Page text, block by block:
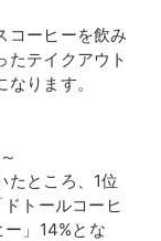
コーヒーを飲み
たテイクアウト
ります。
たところ、1位
トールコーヒ
」14%とな